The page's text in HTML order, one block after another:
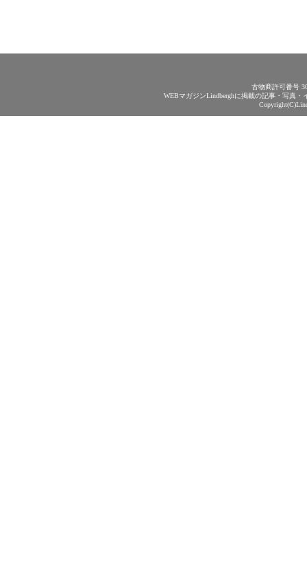
古物商許可番号
WEBマガジンLindberghに掲載の記事・写真